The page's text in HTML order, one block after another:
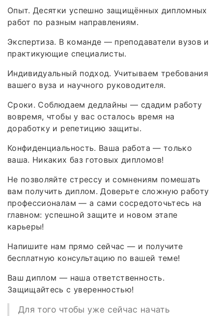
Опыт. Десятки успешно защищённых дипломных
работ по разным направлениям.
Экспертиза. В команде — преподаватели вузов и
практикующие специалисты.
Индивидуальный подход. Учитываем требования
вашего вуза и научного руководителя.
Сроки. Соблюдаем дедлайны — сдадим работу
вовремя, чтобы у вас осталось время на
доработку и репетицию защиты.
Конфиденциальность. Ваша работа — только
ваша. Никаких баз готовых дипломов!
Не позволяйте стрессу и сомнениям помешать
вам получить диплом. Доверьте сложную работу
профессионалам — а сами сосредоточьтесь на
главном: успешной защите и новом этапе
карьеры!
Напишите нам прямо сейчас — и получите
бесплатную консультацию по вашей теме!
Ваш диплом — наша ответственность.
Защищайтесь с уверенностью!
Для того чтобы уже сейчас начать